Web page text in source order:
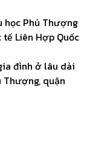
học Phú Thượng
Liên Hợp Quốc
đình ở lâu dài
quận